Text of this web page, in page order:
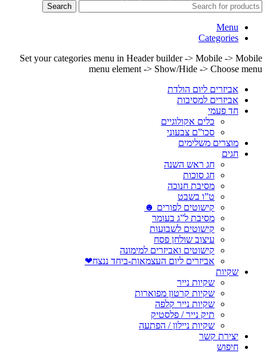
Search
Menu
Categories
Set your categories menu in Header builder -> Mobile -> Mobile
menu element -> Show/Hide -> Choose menu
אביזרים ליום הולדת
אביזרים למסיבות
חד פעמי
כלים אקולוגיים
סכו”ם צבעוני
מוצרים משלימים
חגים
חג ראש השנה
חג סוכות
מסיבת חנוכה
ט”ו בשבט
קישוטים לפורים ☻
מסיבת ל”ג בעומר
קישוטים לשבועות
עיצוב שולחן פסח
קישוטים ואביזרים למימונה
אביזרים ליום העצמאות-ביחד ננצח❤
שקיות
שקיות נייר
שקיות קרטון מפוארות
שקיות נייר קלפה
תיק נייר / פלסטיק
שקיות ניילון / הפתעה
יצירת קשר
חיפוש